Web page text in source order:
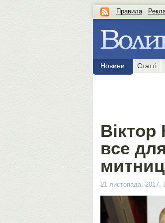
Правила
Новини Статті
все
21 листопада, 2017,